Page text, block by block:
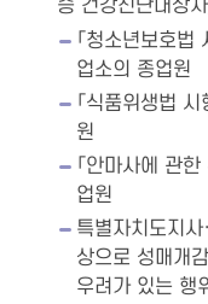
증 건강진단대상
「청소년보호
업소의 종업원
「식품위생법
원
「안마사에 관
업원
특별자치도지사
상으로 성매개
우려가 있는 행